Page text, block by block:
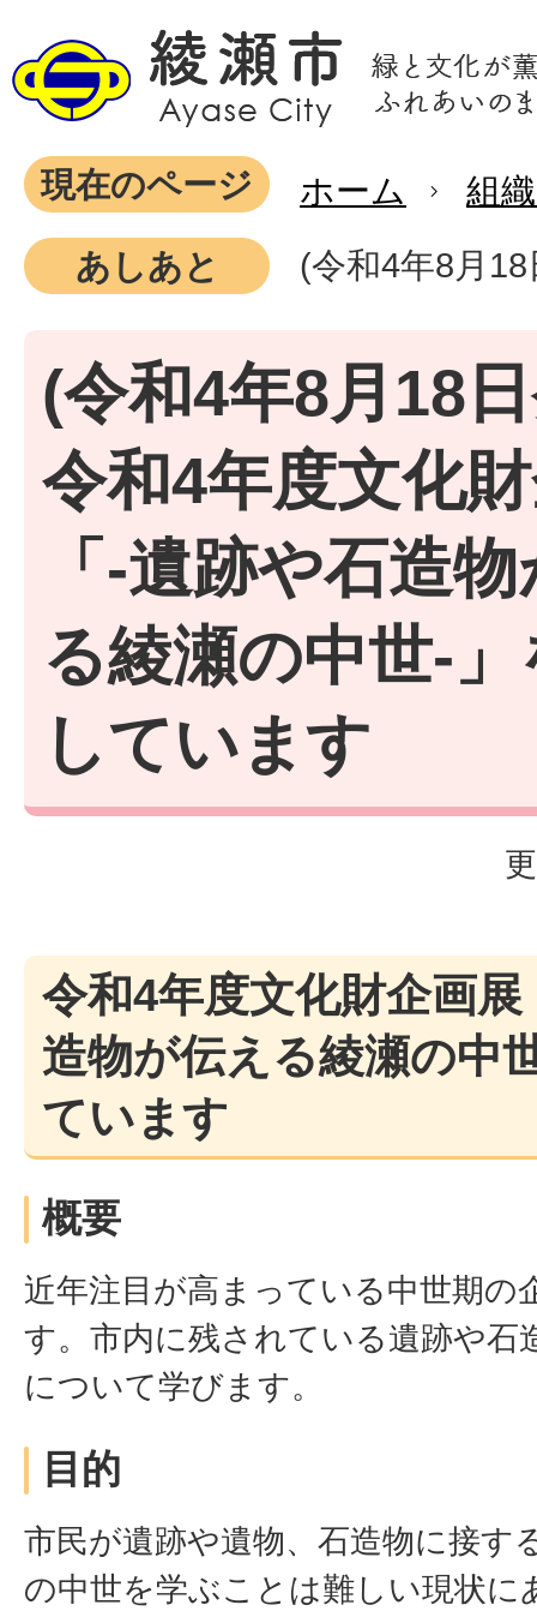
現在のページ ホーム
組
あしあと
(令和4年8月
(令和4年8月18
令和4年度文化
「-遺跡や石造
る綾瀬の中世-
しています
令和4年度文化財企画
造物が伝える綾瀬の中
ています
概要
近年注目が高まっている中世期の
す。市内に残されている遺跡や石
について学びます。
目的
市民が遺跡や遺物、石造物に接す
の中世を学ぶことは難しい現状に